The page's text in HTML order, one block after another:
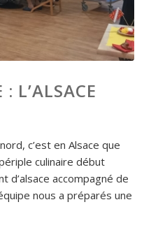
L’ALSACE
c’est en Alsace que
culinaire début
d’alsace accompagné de
nous a préparés une